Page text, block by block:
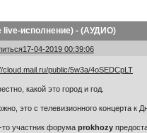
live-исполнение) - (АУДИО)
17-04-2019 00:39:06
cloud.mail.ru/public/5w3a/4oSEDCpLT
какой это город и год.
это с телевизионного концерта к
то участник форумаprokhozy